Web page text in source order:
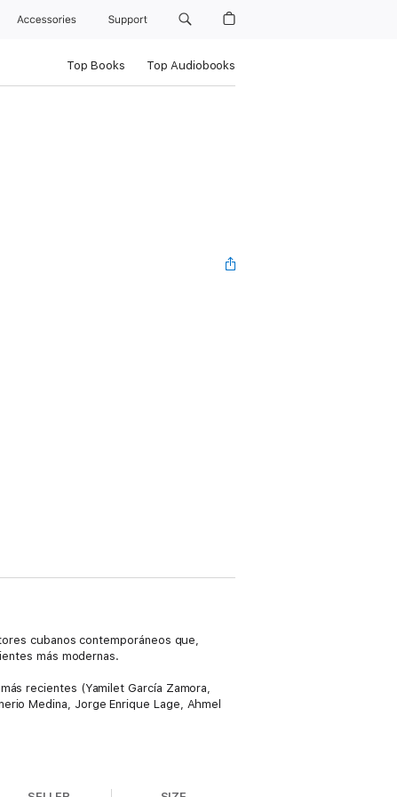
Accessories Support
Top Books Top Audiobooks
cubanos contemporáneos que,
más modernas.
recientes (Yamilet García Zamora,
Medina, Jorge Enrique Lage, Ahmel